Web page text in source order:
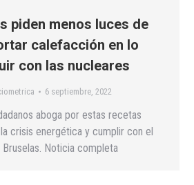
piden menos luces de
calefacción en lo
con las nucleares
6 septiembre, 2022
aboga por estas recetas
crisis energética y cumplir con el
Noticia completa